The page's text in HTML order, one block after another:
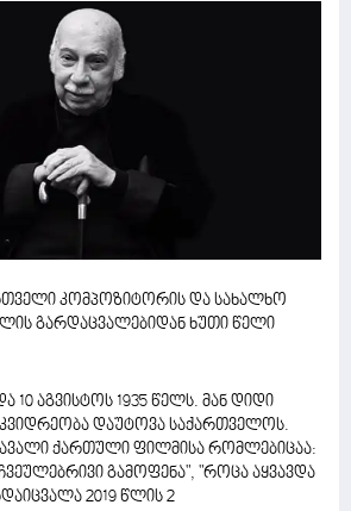
კომპოზიტორის და სახალხო
გარდაცვალებიდან ხუთი წელი
10 აგვისტოს 1935 წელს. მან დიდი
დაუტოვა საქართველოს.
ქართული ფილმისა რომლებიცაა:
გამოფენა", "როცა აყვავდა
2019 წლის 2